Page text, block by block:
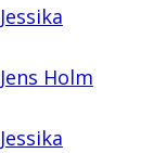
Jessika
Jens Holm
Jessika